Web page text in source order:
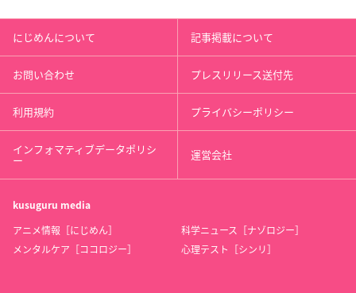
にじめんについて 記事掲載について
お問い合わせ プレスリリース送付先
利用規約 プライバシーポリシー
インフォマティブデータポリシ
ー 運営会社
kusuguru media
アニメ情報［にじめん］
科学ニュース［ナゾロジー］
メンタルケア［ココロジー］
心理テスト［シンリ］